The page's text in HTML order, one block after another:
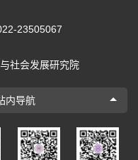
23505067
社会发展研究院
内导航